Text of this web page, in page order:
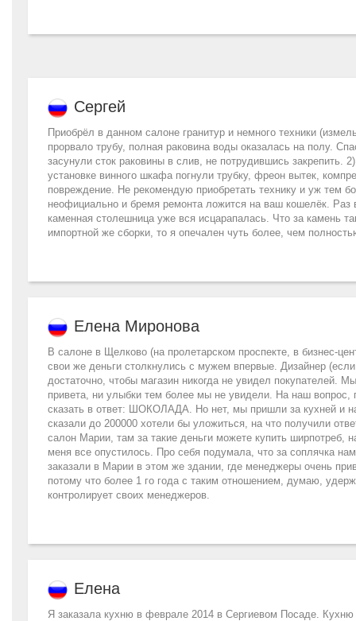
Сергей
Приобрёл в данном салоне гранитур и немного техники
прорвало трубу, полная раковина воды оказалась на полу.
засунули сток раковины в слив, не потрудившись закрепить.
установке винного шкафа погнули трубку, фреон вытек,
повреждение. Не рекомендую приобретать технику и уж тем
неофициально и бремя ремонта ложится на ваш кошелёк.
каменная столешница уже вся исцарапалась. Что за камень
импортной же сборки, то я опечален чуть более, чем
Елена Миронова
В салоне в Щелково (на пролетарском проспекте, в бизнес-
свои же деньги столкнулись с мужем впервые. Дизайнер
достаточно, чтобы магазин никогда не увидел покупателей.
привета, ни улыбки тем более мы не увидели. На наш
сказать в ответ: ШОКОЛАДА. Но нет, мы пришли за кухней и
сказали до 200000 хотели бы уложиться, на что получили
салон Марии, там за такие деньги можете купить ширпотреб,
меня все опустилось. Про себя подумала, что за соплячка
заказали в Марии в этом же здании, где менеджеры очень
потому что более 1 го года с таким отношением, думаю,
контролирует своих менеджеров.
Елена
Я заказала кухню в феврале 2014 в Сергиевом Посаде.